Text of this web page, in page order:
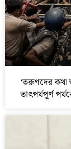
‘তরুণদের কথা
তাৎপর্যপূর্ণ